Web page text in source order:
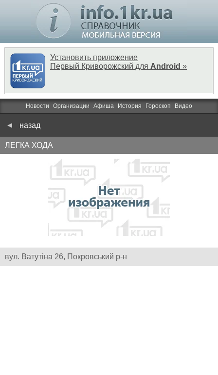
Установить приложение
Первый Криворожский для Android »
Новости Организации Афиша История Гороскоп Видео
назад
ЛЕГКА ХОДА
вул. Ватутіна 26, Покровський р-н